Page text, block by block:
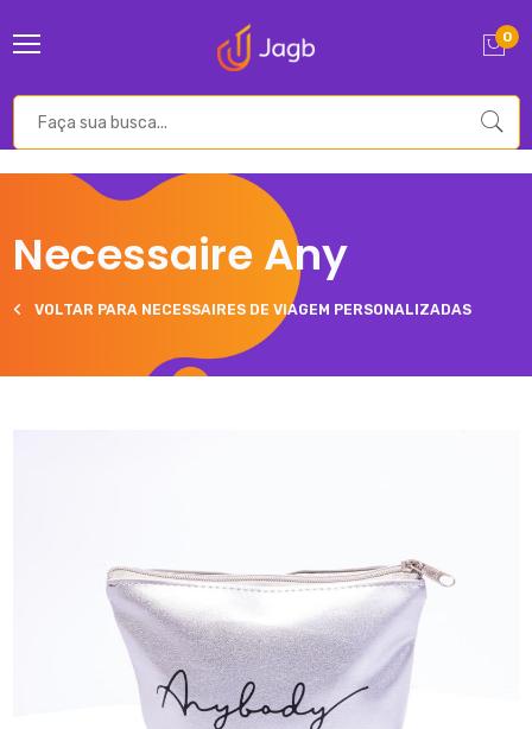
0
Necessaire Any
VOLTAR PARA NECESSAIRES DE VIAGEM PERSONALIZADAS